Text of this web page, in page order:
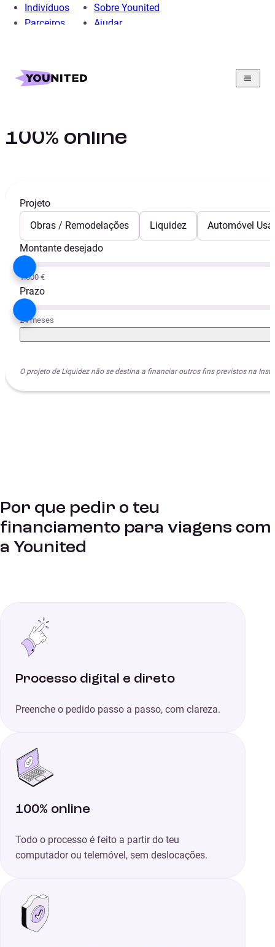
Indivíduos
Parceiros
Sobre Younited
Ajudar
Home
100% online
Projeto
Obras / Remodelações
Liquidez
Automóvel
Montante desejado
1.000 €
Prazo
24 meses
O projeto de Liquidez não se destina a financiar outros fins previstos na
Por que pedir o teu
financiamento para viagens com
a Younited
Processo digital e direto
Preenche o pedido passo a passo, com clareza.
100% online
Todo o processo é feito a partir do teu
computador ou telemóvel, sem deslocações.